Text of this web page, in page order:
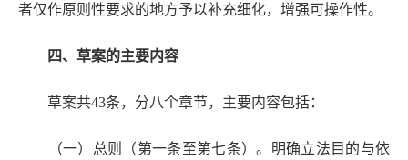
者仅作原则性要求的地方予以补充细化，增强可操作性。
四、草案的主要内容
草案共43条，分八个章节，主要内容包括：
（一）总则（第一条至第七条）。明确立法目的与依